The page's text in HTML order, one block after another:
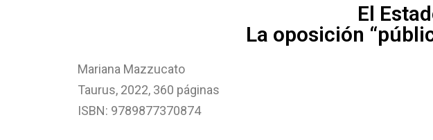
El
La oposición
Mariana Mazzucato
Taurus, 2022, 360 páginas
ISBN: 9789877370874